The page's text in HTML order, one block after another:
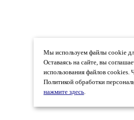
Мы используем файлы cookie
Оставаясь на сайте, вы
использования файлов cookies.
Политикой обработки
нажмите здесь.